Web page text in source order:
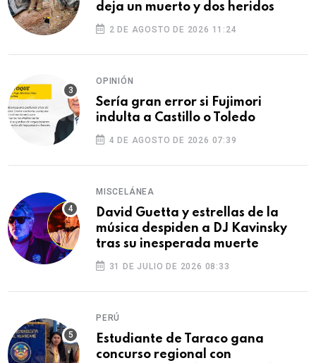
deja un muerto y dos heridos
2 DE AGOSTO DE 2026 11:24
OPINIÓN
Sería gran error si Fujimori
indulta a Castillo o Toledo
4 DE AGOSTO DE 2026 07:39
MISCELÁNEA
David Guetta y estrellas de la
música despiden a DJ Kavinsky
tras su inesperada muerte
31 DE JULIO DE 2026 08:33
PERÚ
Estudiante de Taraco gana
concurso regional con